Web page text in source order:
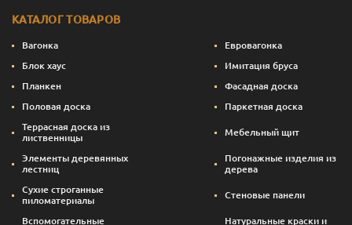
КАТАЛОГ ТОВАРОВ
Вагонка
Евровагонка
Блок хаус
Имитация бруса
Планкен
Фасадная доска
Половая доска
Паркетная доска
Террасная доска из
лиственницы
Мебельный щит
Элементы деревянных
лестниц
Погонажные изделия из
дерева
Сухие строганные
пиломатериалы
Стеновые панели
Вспомогательные
Натуральные краски и